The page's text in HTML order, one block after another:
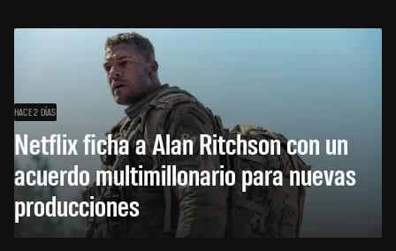
HACE 2 DÍAS
Netflix ficha a Alan Ritchson con un
acuerdo multimillonario para nuevas
producciones